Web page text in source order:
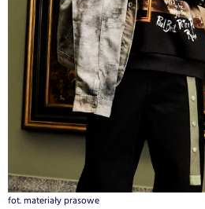
fot. materiały prasowe